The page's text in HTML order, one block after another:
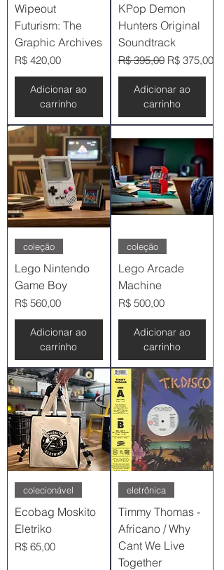
Wipeout
Futurism: The
Graphic Archives
Preço
R$ 420,00
Adicionar ao
carrinho
KPop Demon
Hunters Original
Soundtrack
Preço normal
R$ 395,00 Preço
R$ 375,00
Adicionar ao
carrinho
coleção
Lego Nintendo
Game Boy
Preço
R$ 560,00
Adicionar ao
carrinho
coleção
Lego Arcade
Machine
Preço
R$ 500,00
Adicionar ao
carrinho
colecionável
Ecobag Moskito
Eletriko
Preço
R$ 65,00
eletrônica
Timmy Thomas -
Africano / Why
Cant We Live
Together